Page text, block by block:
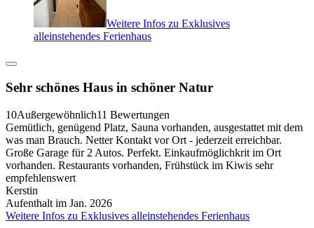
Weitere Infos zu Exklusives
alleinstehendes Ferienhaus
Sehr schönes Haus in schöner Natur
10Außergewöhnlich11 Bewertungen
Gemütlich, genügend Platz, Sauna vorhanden, ausgestattet mit dem
was man Brauch. Netter Kontakt vor Ort - jederzeit erreichbar.
Große Garage für 2 Autos. Perfekt. Einkaufmöglichkrit im Ort
vorhanden. Restaurants vorhanden, Frühstück im Kiwis sehr
empfehlenswert
Kerstin
Aufenthalt im Jan. 2026
Weitere Infos zu Exklusives alleinstehendes Ferienhaus